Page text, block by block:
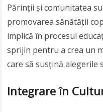
Părinții și comunitatea
promovarea sănătății
implică în procesul
sprijin pentru a crea un
care să susțină alegerile
Integrare în